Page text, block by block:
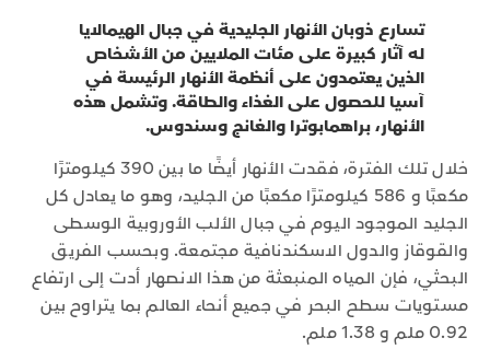
تسارع ذوبان الأنهار الجليدية في جبال الهيمالايا
له آثار كبيرة على مئات الملايين من الأشخاص
الذين يعتمدون على أنظمة الأنهار الرئيسة في
آسيا للحصول على الغذاء والطاقة. وتشمل هذه
الأنهار، براهمابوترا والغانج وسندوس.
خلال تلك الفترة، فقدت الأنهار أيضًا ما بين 390 كيلومترًا
مكعبًا و 586 كيلومترًا مكعبًا من الجليد، وهو ما يعادل كل
الجليد الموجود اليوم في جبال الألب الأوروبية الوسطى
والقوقاز والدول الاسكندنافية مجتمعة. وبحسب الفريق
البحثي، فإن المياه المنبعثة من هذا الانصهار أدت إلى ارتفاع
مستويات سطح البحر في جميع أنحاء العالم بما يتراوح بين
0.92 ملم و 1.38 ملم.